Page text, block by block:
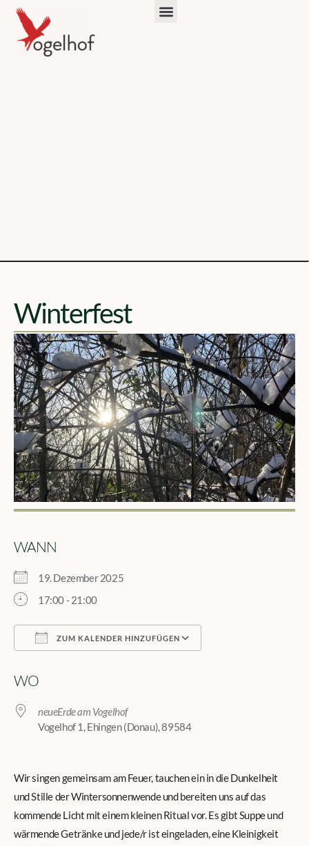
Winterfest
WANN
19. Dezember 2025
17:00 - 21:00
ZUM KALENDER HINZUFÜGEN
WO
neueErde am Vogelhof
Vogelhof 1, Ehingen (Donau), 89584
Wir singen gemeinsam am Feuer, tauchen ein in die Dunkelheit
und Stille der Wintersonnenwende und bereiten uns auf das
kommende Licht mit einem kleinen Ritual vor. Es gibt Suppe und
wärmende Getränke und jede/r ist eingeladen, eine Kleinigkeit